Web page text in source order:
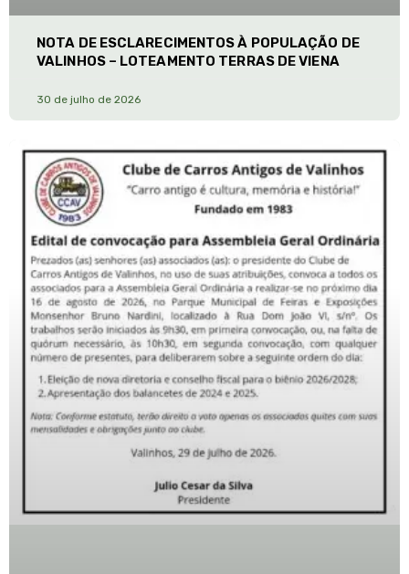
NOTA DE ESCLARECIMENTOS À POPULAÇÃO DE
VALINHOS – LOTEAMENTO TERRAS DE VIENA
30 de julho de 2026